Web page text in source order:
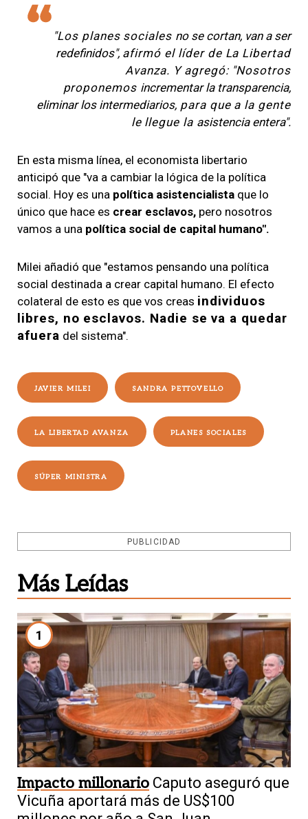
"Los planes sociales no se cortan, van a ser
redefinidos",afirmó el líder de La Libertad
Avanza. Y agregó: "Nosotros
proponemos incrementar la transparencia,
eliminar los intermediarios, para que a la gente
le llegue la asistencia entera".
En esta misma línea, el economista libertario
anticipó que "va a cambiar la lógica de la política
social. Hoy es una política asistencialista que lo
único que hace es crear esclavos, pero nosotros
vamos a una política social de capital humano".
Milei añadió que "estamos pensando una política
social destinada a crear capital humano. El efecto
colateral de esto es que vos creas individuos
libres, no esclavos. Nadie se va a quedar
afuera del sistema".
JAVIER MILEI SANDRA PETTOVELLO
LA LIBERTAD AVANZA PLANES SOCIALES
SÚPER MINISTRA
PUBLICIDAD
Más Leídas
1
Impacto millonario Caputo aseguró que
Vicuña aportará más de US$100